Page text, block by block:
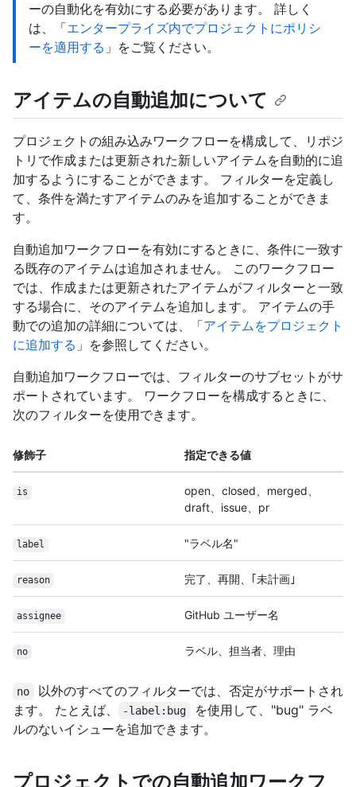
ーの自動化を有効にする必要があります。 詳しく
は、「エンタープライズ内でプロジェクトにポリシ
ーを適用する 」をご覧ください。
アイテムの自動追加について
プロジェクトの組み込みワークフローを構成して、リポジ
トリで作成または更新された新しいアイテムを自動的に追
加するようにすることができます。 フィルターを定義し
て、条件を満たすアイテムのみを追加することができま
す。
自動追加ワークフローを有効にするときに、条件に一致す
る既存のアイテムは追加されません。 このワークフロー
では、作成または更新されたアイテムがフィルターと一致
する場合に、そのアイテムを追加します。 アイテムの手
動での追加の詳細については、「アイテムをプロジェクト
に追加する 」を参照してください。
自動追加ワークフローでは、フィルターのサブセットがサ
ポートされています。 ワークフローを構成するときに、
次のフィルターを使用できます。
修飾子 指定できる値
is
open、closed、merged、
draft、issue、pr
label "ラベル名"
reason 完了、再開、｢未計画｣
assignee GitHub ユーザー名
no ラベル、担当者、理由
no
以外のすべてのフィルターでは、否定がサポートされ
ます。 たとえば、
-label:bug
を使用して、"bug" ラベ
ルのないイシューを追加できます。
プロジェクトでの自動追加ワークフ